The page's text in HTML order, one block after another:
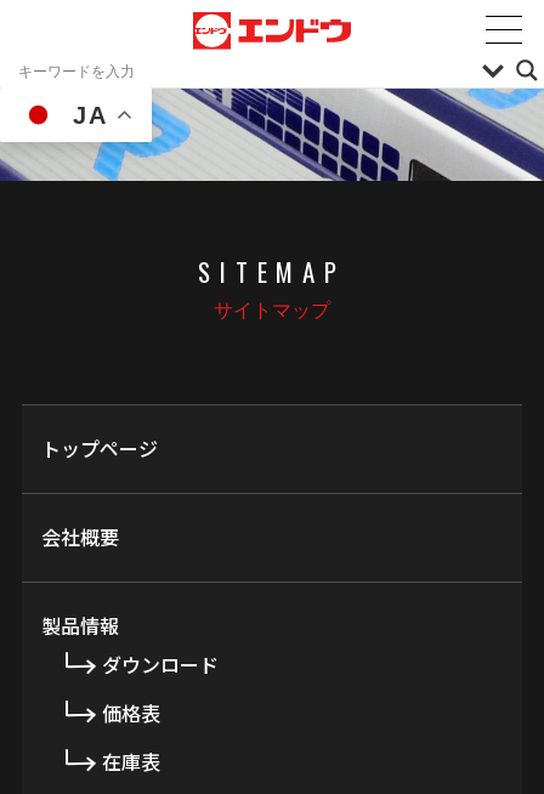
JA
SITEMAP
サイトマップ
トップページ
会社概要
製品情報
ダウンロード
価格表
在庫表